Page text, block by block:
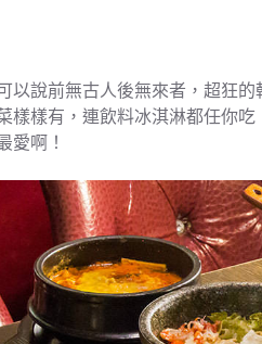
以說前無古人後無來者，超狂
樣樣有，連飲料冰淇淋都任你吃
愛啊！